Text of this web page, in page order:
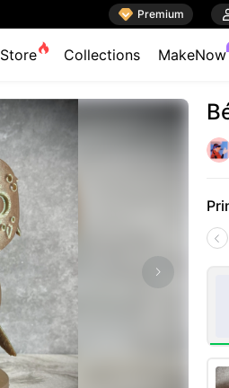
 Premium
Store Collections MakeNow